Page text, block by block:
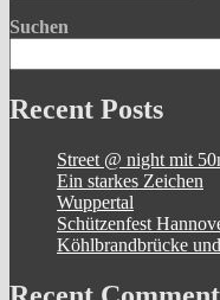
Suchen
Recent Posts
Street @ night mit
Ein starkes Zeichen
Wuppertal
Schützenfest
Köhlbrandbrücke